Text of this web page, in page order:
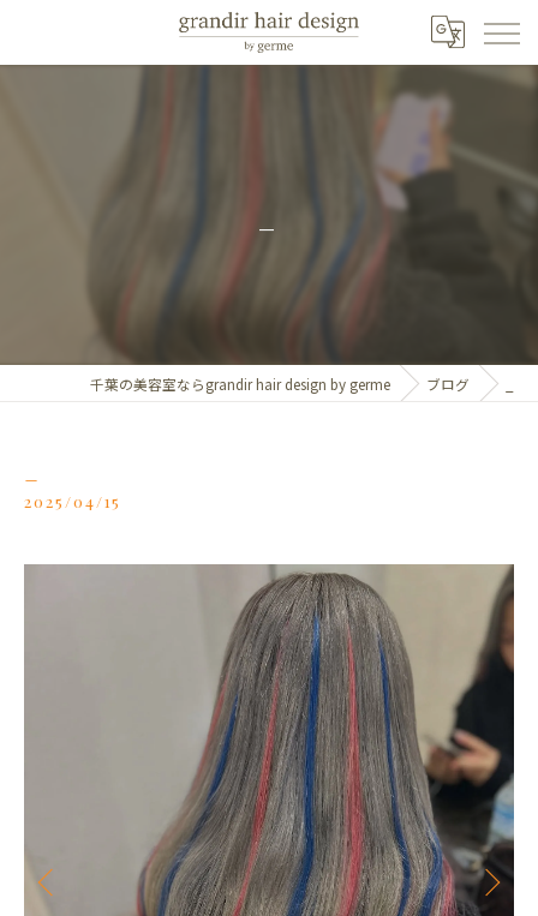
千葉の美容室ならgrandir hair design by germe ブログ
2025/04/15